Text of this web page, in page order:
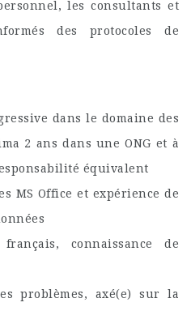
les consultants et
des protocoles de
dans le domaine des
2 ans dans une ONG et à
équivalent
MS Office et expérience de
connaissance de
problèmes, axé(e) sur la